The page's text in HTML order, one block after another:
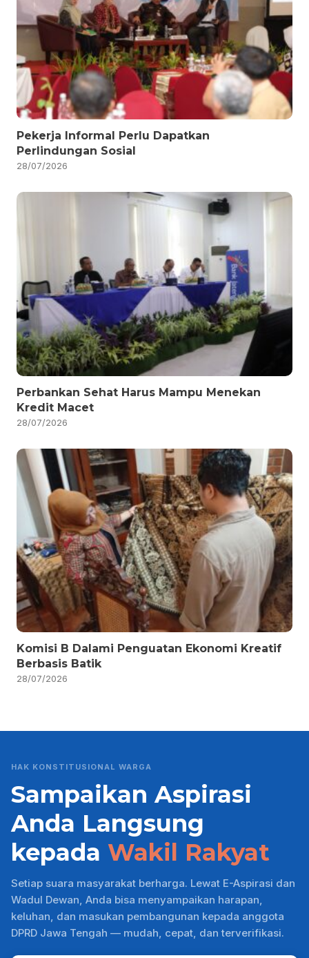
Pekerja Informal Perlu Dapatkan
Perlindungan Sosial
28/07/2026
Perbankan Sehat Harus Mampu Menekan
Kredit Macet
28/07/2026
Komisi B Dalami Penguatan Ekonomi Kreatif
Berbasis Batik
28/07/2026
HAK KONSTITUSIONAL WARGA
Sampaikan Aspirasi
Anda Langsung
kepada Wakil Rakyat
Setiap suara masyarakat berharga. Lewat E-Aspirasi dan
Wadul Dewan, Anda bisa menyampaikan harapan,
keluhan, dan masukan pembangunan kepada anggota
DPRD Jawa Tengah — mudah, cepat, dan terverifikasi.